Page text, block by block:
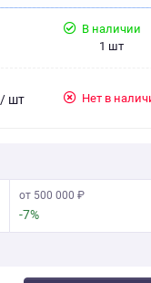
В наличии
1 шт
/ шт Нет в
от 500 000 ₽
-7%